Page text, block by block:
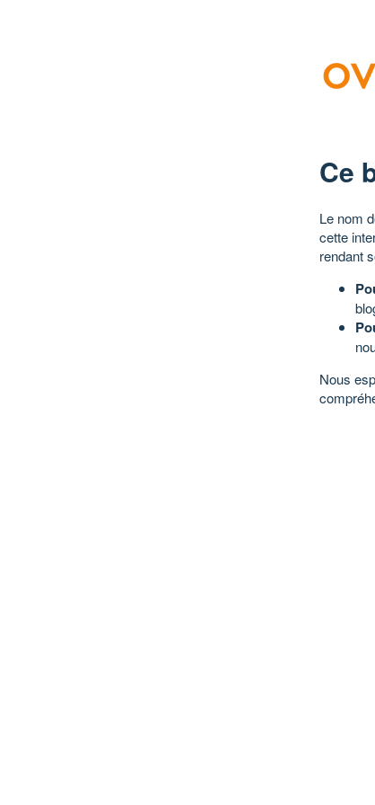
Ce
Le nom
cette
rendant
Nous